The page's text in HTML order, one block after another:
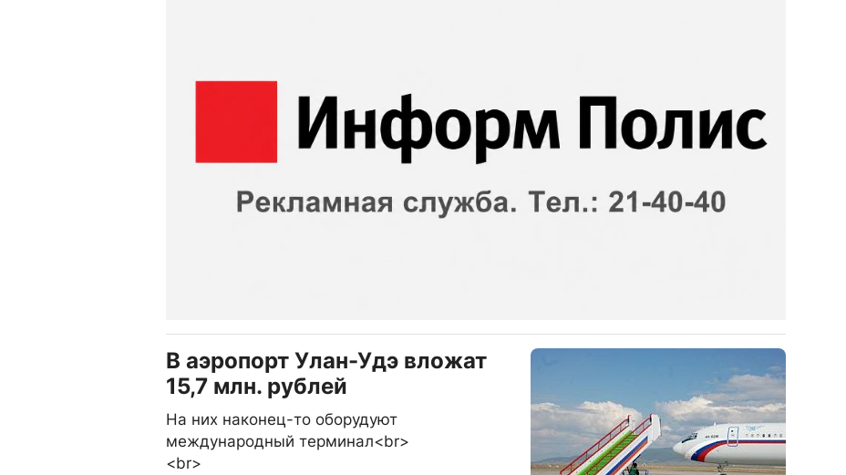
В аэропорт Улан-Удэ вложат
15,7 млн. рублей
На них наконец-то оборудуют
международный терминал<br>
<br>